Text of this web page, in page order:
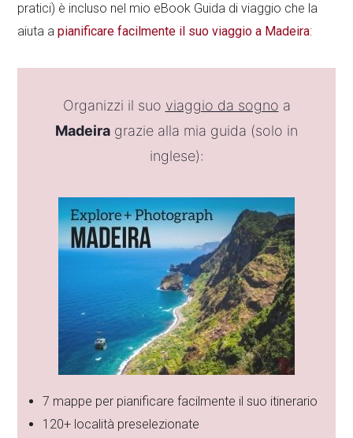
pratici) è incluso nel mio eBook Guida di viaggio che la
aiuta apianificare facilmente il suo viaggio a Madeira:
Organizzi il suo viaggio da sogno a
Madeira grazie alla mia guida (solo in
inglese):
7 mappe per pianificare facilmente il suo itinerario
120+ località preselezionate